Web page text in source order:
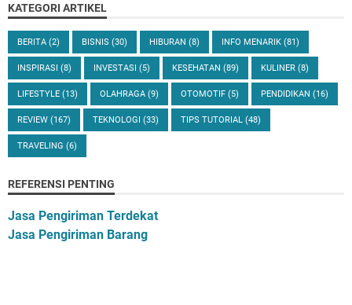
KATEGORI ARTIKEL
BERITA (2) BISNIS (30) HIBURAN (8) INFO MENARIK (81)
INSPIRASI (8) INVESTASI (5) KESEHATAN (89) KULINER (8)
LIFESTYLE (13) OLAHRAGA (9) OTOMOTIF (5) PENDIDIKAN (16)
REVIEW (167) TEKNOLOGI (33) TIPS TUTORIAL (48)
TRAVELING (6)
REFERENSI PENTING
Jasa Pengiriman Terdekat
Jasa Pengiriman Barang